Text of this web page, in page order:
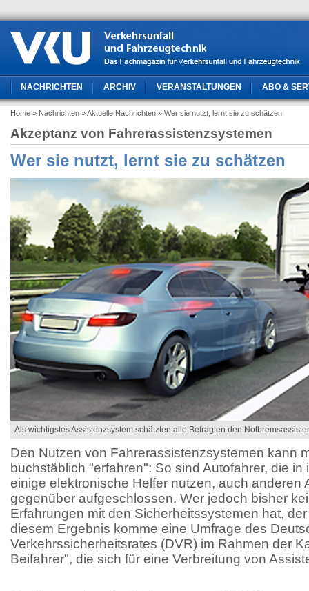
NACHRICHTEN ARCHIV VERANSTALTUNGEN ABO &
Home » Nachrichten » Aktuelle Nachrichten » Wer sie nutzt, lernt sie zu schätzen
Akzeptanz von Fahrerassistenzsystemen
Wer sie nutzt, lernt sie zu schätzen
Als wichtigstes Assistenzsystem schätzten alle Befragten den
Den Nutzen von Fahrerassistenzsystemen kann
buchstäblich "erfahren": So sind Autofahrer, die in
einige elektronische Helfer nutzen, auch anderen
gegenüber aufgeschlossen. Wer jedoch bisher
Erfahrungen mit den Sicherheitssystemen hat,
diesem Ergebnis komme eine Umfrage des
Verkehrssicherheitsrates (DVR) im Rahmen der
Beifahrer", die sich für eine Verbreitung von